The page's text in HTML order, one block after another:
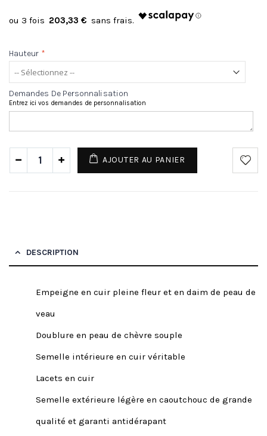
203,33 €
Hauteur *
Demandes De Personnalisation
Entrez ici vos demandes de personnalisation
AJOUTER AU PANIER
DESCRIPTION
Empeigne en cuir pleine fleur et en daim de peau de
veau
Doublure en peau de chèvre souple
Semelle intérieure en cuir véritable
Lacets en cuir
Semelle extérieure légère en caoutchouc de grande
qualité et garanti antidérapant